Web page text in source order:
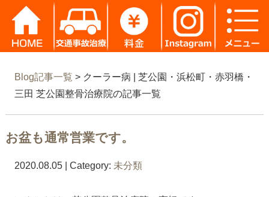
Blog記事一覧 > クーラー病 | 芝公園・浜松町・赤羽橋・
三田 芝公園整骨治療院の記事一覧
お盆も通常営業です。
2020.08.05 | Category: 未分類